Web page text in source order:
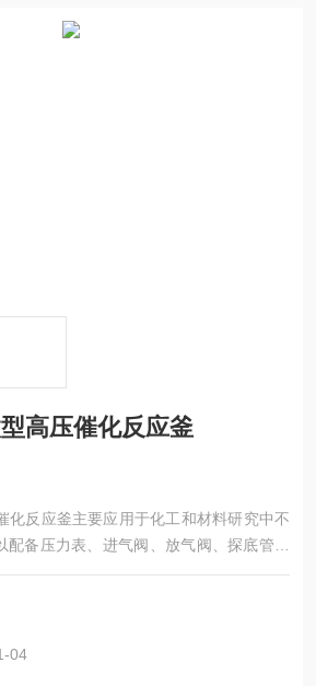
高压催化反应釜
化反应釜主要应用于化工和材料研究中不
备压力表、进气阀、放气阀、探底管、
。
04